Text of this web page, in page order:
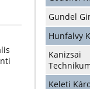
Gundel
Hunfalvy
Keleti